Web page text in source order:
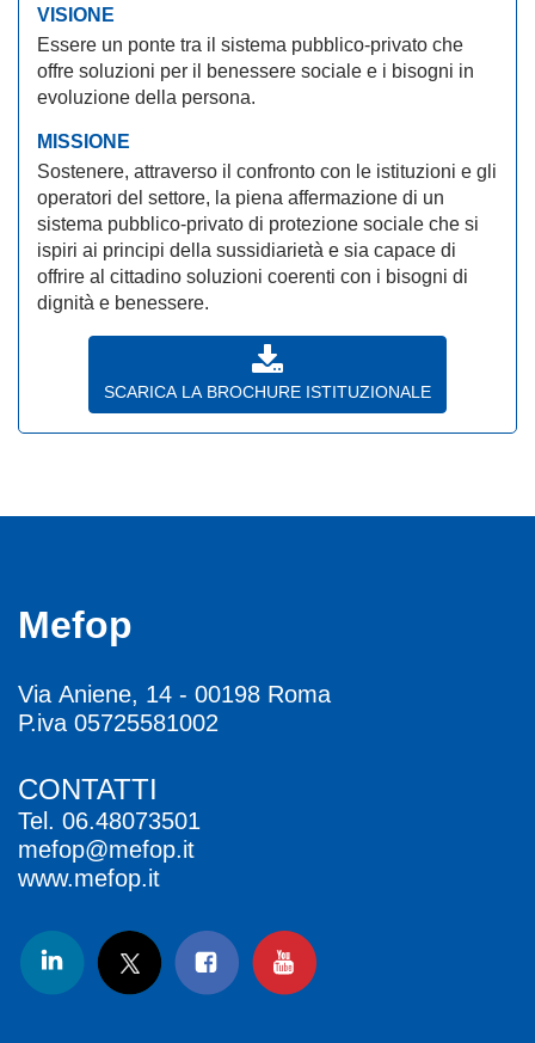
VISIONE
Essere un ponte tra il sistema pubblico-privato che
offre soluzioni per il benessere sociale e i bisogni in
evoluzione della persona.
MISSIONE
Sostenere, attraverso il confronto con le istituzioni e gli
operatori del settore, la piena affermazione di un
sistema pubblico-privato di protezione sociale che si
ispiri ai principi della sussidiarietà e sia capace di
offrire al cittadino soluzioni coerenti con i bisogni di
dignità e benessere.
SCARICA LA BROCHURE ISTITUZIONALE
Mefop
Via Aniene, 14 - 00198 Roma
P.iva 05725581002
CONTATTI
Tel. 06.48073501
mefop@mefop.it
www.mefop.it